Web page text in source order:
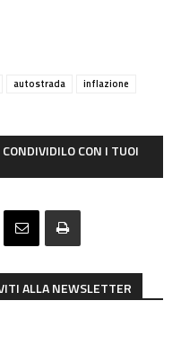
autostrada
inflazione
CON I TUOI
ALLA NEWSLETTER